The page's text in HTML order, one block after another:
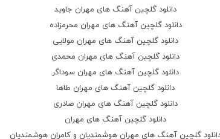
دانلود گلچین آهنگ های مهران جاوید
دانلود گلچین آهنگ های مهران محرمزاده
دانلود گلچین آهنگ های مهران مولایی
دانلود گلچین آهنگ های مهران محمدی
دانلود گلچین آهنگ های مهران سوداگر
دانلود گلچین آهنگ های مهران طاها
دانلود گلچین آهنگ های مهران صادری
دانلود گلچین آهنگ های مهران
گلچین آهنگ های مهران هوشمندیان و کامران هوشمندیان